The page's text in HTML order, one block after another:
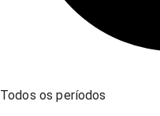
Todos os períodos